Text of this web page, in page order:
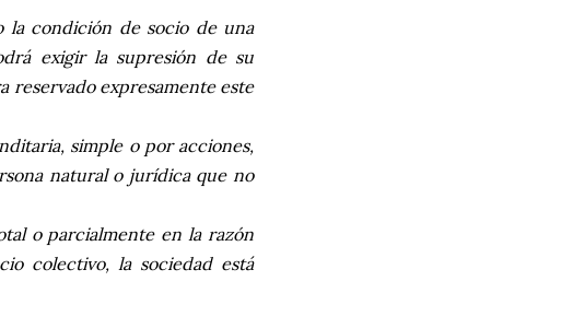
la condición de socio de una
exigir la supresión de su
reservado expresamente este
simple o por acciones,
natural o jurídica que no
o parcialmente en la razón
colectivo, la sociedad está